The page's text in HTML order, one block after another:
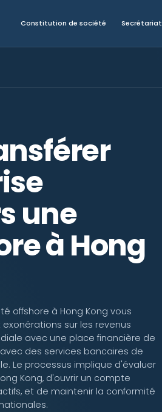
Constitution de société Secrétariat
une
à Hong
offshore à Hong Kong vous
sur les revenus
avec une place financière de
des services bancaires de
Le processus implique d'évaluer
Kong, d'ouvrir un compte
et de maintenir la conformité